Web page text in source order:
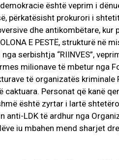
është veprim i
përkatësisht prokurori i
dhe antikombëtare, kur
E PESTË, strukturë në
nga serbishtja “RIINVES”,
milionave të mbetur nga
të organizatës kriminale
caktuara. Personat që kanë
është zyrtar i lartë
anti-LDK të ardhur nga
iu mbahen mend sharjet